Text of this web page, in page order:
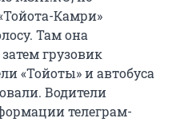
Камри»
Там она
грузовик
«Тойоты» и автобуса
Водители
телеграм-